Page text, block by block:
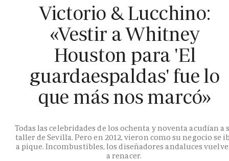
Victorio & Lucchino:
«Vestir a Whitney
Houston para 'El
guardaespaldas' fue lo
que más nos marcó»
Todas las celebridades de los ochenta y noventa acudían a
taller de Sevilla. Pero en 2012, vieron como su negocio se
a pique. Incombustibles, los diseñadores andaluces
a renacer.